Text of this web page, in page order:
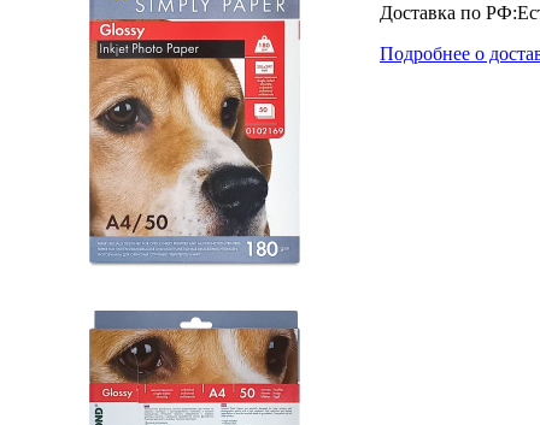
Доставка по РФ:
Подробнее о